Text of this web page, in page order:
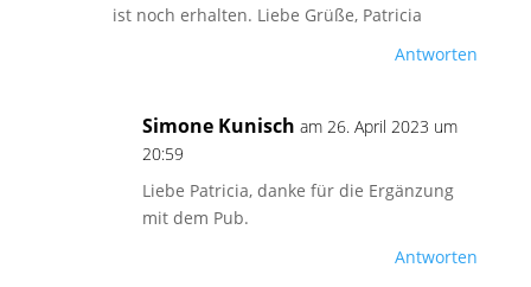
ist noch erhalten. Liebe Grüße, Patricia
Antworten
Simone Kunisch am 26. April 2023 um
20:59
Liebe Patricia, danke für die Ergänzung
mit dem Pub.
Antworten